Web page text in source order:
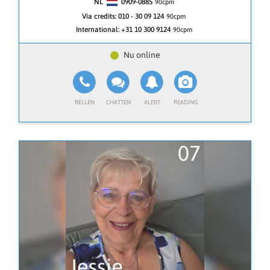
○ Ik stem me af op jouw energie met mijn paranormale
chakra-diagnoses.
○ Inzichten over liefde, werk, zielsverbindingen en
levensvragen.
van balans.
🌟 Meer dan alleen inzichten
○ Praktische adviezen en rituelen afgestemd op de
natuurelementen.
○ Energetische zuivering en boodschappen van
engelen en spirituele gidsen.
💖 Een veilige plek voor jouw vragen
○ Je wordt gehoord, begrepen en gesteund.
○ Helderheid, kracht en spirituele groei staan centraal.
NL 0909-0885 90cpm
Via credits: 010 - 30 09 124 90cpm
International: +31 10 300 9124 90cpm